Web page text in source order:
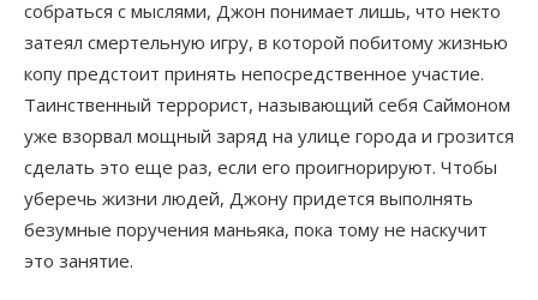
собраться с мыслями, Джон понимает лишь, что некто
затеял смертельную игру, в которой побитому жизнью
копу предстоит принять непосредственное участие.
Таинственный террорист, называющий себя Саймоном
уже взорвал мощный заряд на улице города и грозится
сделать это еще раз, если его проигнорируют. Чтобы
уберечь жизни людей, Джону придется выполнять
безумные поручения маньяка, пока тому не наскучит
это занятие.